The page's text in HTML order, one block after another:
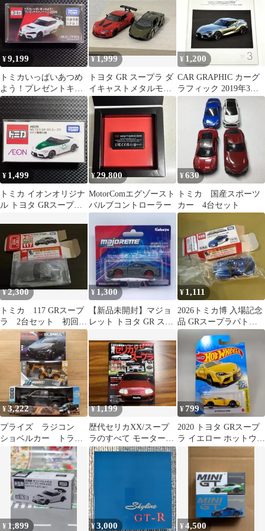
ヨタ Toyota
¥9,199
トミカいっぱいあつめ
よう！プレゼントキャ
ンペーン2026トヨタGR
スープラGT4
¥1,999
トヨタ GR スープラ ダ
イキャストメタルモデ
ル 1/36 ランボルギーニ
¥ 1,200
CAR GRAPHIC カーグ
ラフィック 2019年3月
号 トヨタGRスープラ
¥ 1,499
トミカ イオンオリジナ
ル トヨタ GRスープラ
¥29,800
MotorComエグゾースト
バルブコントローラー
¥630
トミカ 国産スポーツ
カー 4台セット
¥2,300
トミカ 117 GRスープ
ラ 2台セット 初回特
別仕様 アジア限定
¥1,300
【新品未開封】マジョ
レット トヨタ GR スー
¥ 1,111
2026トミカ博 入場記念
品 GRスープラパトロ
ールカー
¥3,222
プライズ ラジコン
ショベルカー トラッ
ク スープラ 3個セッ
ト 新品未開封品
¥1,199
歴代セリカXX/スープ
ラのすべて モーターフ
ァン別冊 ムック 雑誌
¥799
2020 トヨタ GRスープ
ラ イエロー ホットウィ
ール ミニカー
¥ 1,899 ¥3,000 ¥4,500